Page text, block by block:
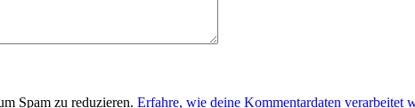
Spam zu reduzieren. Erfahre, wie deine Kommentardaten verarbeitet